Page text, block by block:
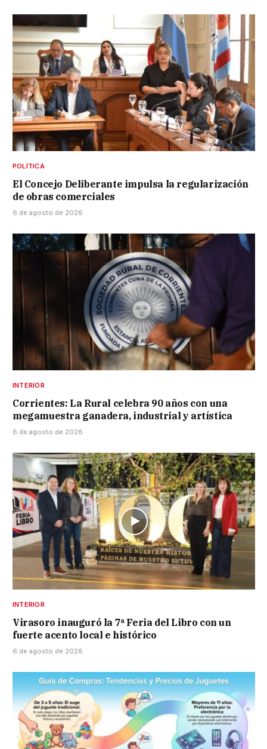
POLÍTICA
El Concejo Deliberante impulsa la regularización
de obras comerciales
6 de agosto de 2026
INTERIOR
Corrientes: La Rural celebra 90 años con una
megamuestra ganadera, industrial y artística
6 de agosto de 2026
INTERIOR
Virasoro inauguró la 7ª Feria del Libro con un
fuerte acento local e histórico
6 de agosto de 2026